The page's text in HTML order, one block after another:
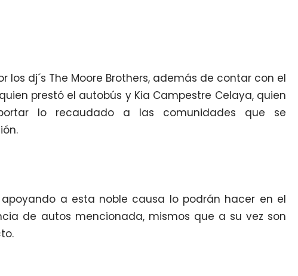
los dj´s The Moore Brothers, además de contar con el
prestó el autobús y Kia Campestre Celaya, quien
lo recaudado a las comunidades que se
apoyando a esta noble causa lo podrán hacer en el
de autos mencionada, mismos que a su vez son